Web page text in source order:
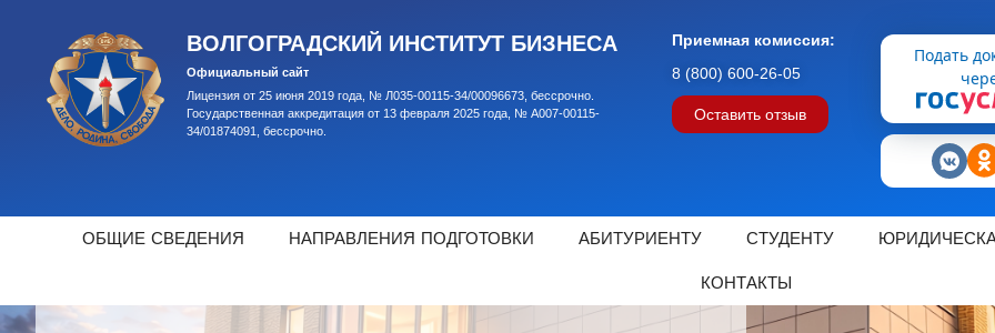
ВОЛГОГРАДСКИЙ ИНСТИТУТ БИЗНЕСА
Официальный сайт
Лицензия от 25 июня 2019 года, № Л035-00115-34/00096673, бессрочно.
Государственная аккредитация от 13 февраля 2025 года, № А007-00115-
34/01874091, бессрочно.
Приемная комиссия:
8 (800) 600-26-05
Оставить отзыв
Подать
ОБЩИЕ СВЕДЕНИЯ НАПРАВЛЕНИЯ ПОДГОТОВКИ АБИТУРИЕНТУ СТУДЕНТУ
КОНТАКТЫ